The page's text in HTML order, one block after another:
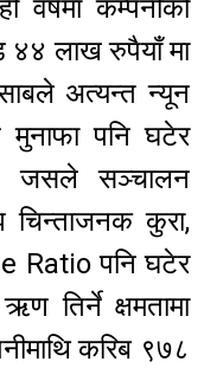
वर्षमा कम्पनीको
४४ लाख रुपैयाँ मा
अत्यन्त न्यून
पनि घटेर
जसले सञ्चालन
चिन्ताजनक कुरा,
Ratio पनि घटेर
तिर्ने क्षमतामा
करिब ९७८